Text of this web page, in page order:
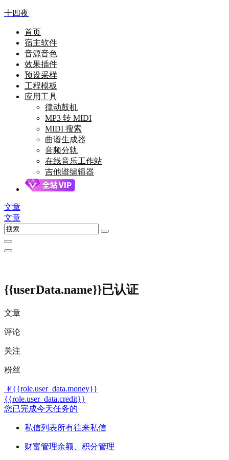
十四夜
首页
宿主软件
音源音色
效果插件
预设采样
工程模板
应用工具
律动鼓机
MP3 转 MIDI
MIDI 搜索
曲谱生成器
音频分轨
在线音乐工作站
吉他谱编辑器
文章
文章
{{userData.name}}已认证
文章
评论
关注
粉丝
￥{{role.user_data.money}}
{{role.user_data.credit}}
您已完成今天任务的
私信列表所有往来私信
财富管理余额、积分管理